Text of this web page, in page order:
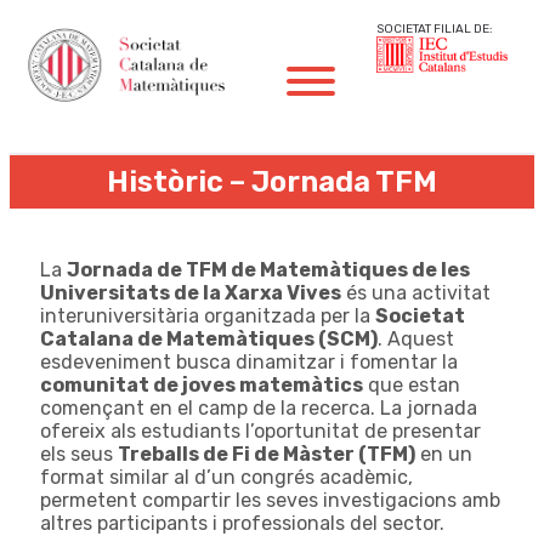
SOCIETAT FILIAL DE:
Històric – Jornada TFM
La Jornada de TFM de Matemàtiques de les
Universitats de la Xarxa Vives és una activitat
interuniversitària organitzada per la Societat
Catalana de Matemàtiques (SCM). Aquest
esdeveniment busca dinamitzar i fomentar la
comunitat de joves matemàtics que estan
començant en el camp de la recerca. La jornada
ofereix als estudiants l’oportunitat de presentar
els seus Treballs de Fi de Màster (TFM) en un
format similar al d’un congrés acadèmic,
permetent compartir les seves investigacions amb
altres participants i professionals del sector.